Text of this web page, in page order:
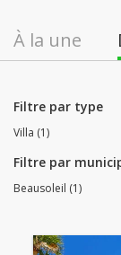
À la une
Filtre par type
Villa (1)
Filtre par
Beausoleil (1)